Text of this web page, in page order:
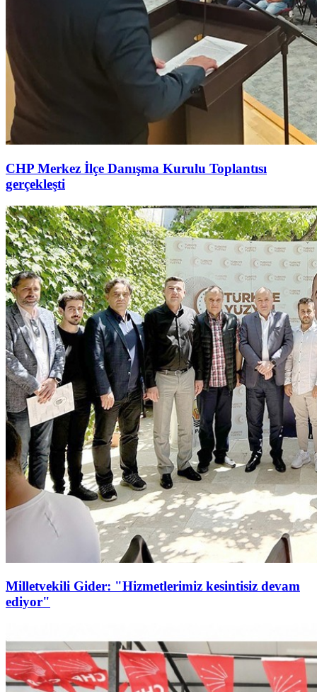
CHP Merkez İlçe Danışma Kurulu Toplantısı
gerçekleşti
Milletvekili Gider: "Hizmetlerimiz kesintisiz devam
ediyor"